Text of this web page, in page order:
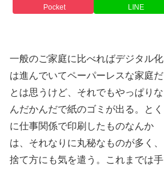
Pocket LINE
一般のご家庭に比べればデジタル化
は進んでいてペーパーレスな家庭だ
とは思うけど、それでもやっぱりな
んだかんだで紙のゴミが出る。とく
に仕事関係で印刷したものなんか
は、それなりに丸秘なものが多く、
捨て方にも気を遣う。これまでは手